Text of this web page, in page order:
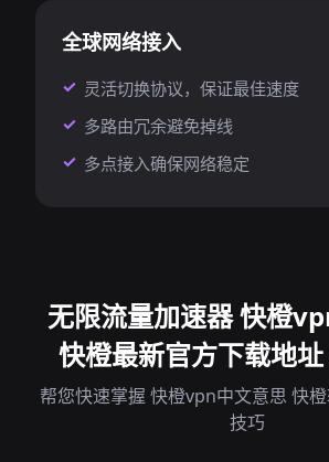
全球网络接入
灵活切换协议，保证最佳速度
多路由冗余避免掉线
多点接入确保网络稳定
无限流量加速器 快橙
快橙最新官方下载地
帮您快速掌握 快橙vpn中文意思 快
技巧